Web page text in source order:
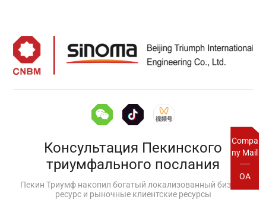
Compa
ny Mail
OA
Консультация Пекинского
триумфального послания
Пекин Триумф накопил богатый локализованный бизнес-
ресурс и рыночные клиентские ресурсы